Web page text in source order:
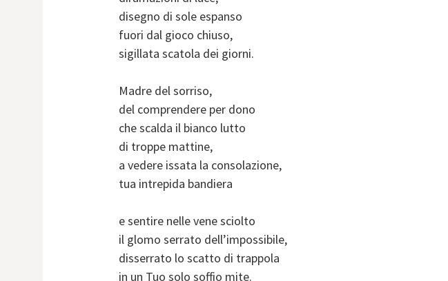
disegno di sole espanso
fuori dal gioco chiuso,
sigillata scatola dei giorni.
Madre del sorriso,
del comprendere per dono
che scalda il bianco lutto
di troppe mattine,
a vedere issata la consolazione,
tua intrepida bandiera
e sentire nelle vene sciolto
il glomo serrato dell’impossibile,
disserrato lo scatto di trappola
in un Tuo solo soffio mite.